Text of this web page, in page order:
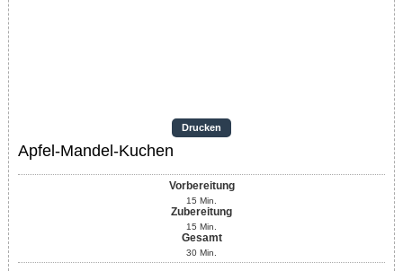
Drucken
Apfel-Mandel-Kuchen
Vorbereitung
15 Min.
Zubereitung
15 Min.
Gesamt
30 Min.